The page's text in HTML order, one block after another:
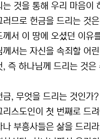
는 것을 통해 우리 마음이
러므로 헌금을 드리는 것
께서 이 땅에 오셨던 이유
께서는 자신을 속죄할 어
, 즉 하나님께 드리는 것
금, 무엇을 드리는 것인가?
리스도인이 첫 번째로 드
나 부흥사들은 삶을 드리